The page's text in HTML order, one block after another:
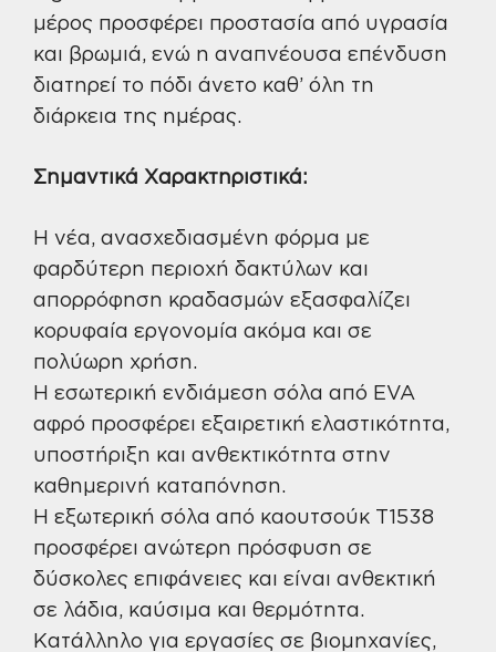
μέρος προσφέρει προστασία από υγρασία
και βρωμιά, ενώ η αναπνέουσα επένδυση
διατηρεί το πόδι άνετο καθ’ όλη τη
διάρκεια της ημέρας.
Σημαντικά Χαρακτηριστικά:
Η νέα, ανασχεδιασμένη φόρμα με
φαρδύτερη περιοχή δακτύλων και
απορρόφηση κραδασμών εξασφαλίζει
κορυφαία εργονομία ακόμα και σε
πολύωρη χρήση.
Η εσωτερική ενδιάμεση σόλα από EVA
αφρό προσφέρει εξαιρετική ελαστικότητα,
υποστήριξη και ανθεκτικότητα στην
καθημερινή καταπόνηση.
Η εξωτερική σόλα από καουτσούκ T1538
προσφέρει ανώτερη πρόσφυση σε
δύσκολες επιφάνειες και είναι ανθεκτική
σε λάδια, καύσιμα και θερμότητα.
Κατάλληλο για εργασίες σε βιομηχανίες,